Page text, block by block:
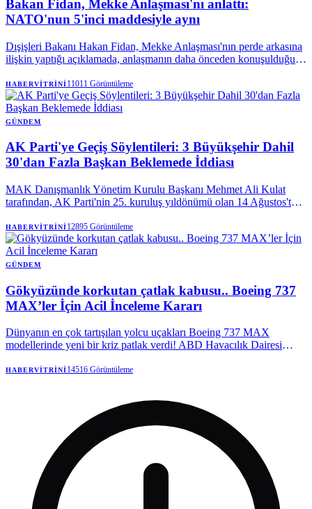
Bakan Fidan, Mekke Anlaşması'nı anlattı:
NATO'nun 5'inci maddesiyle aynı
Dışişleri Bakanı Hakan Fidan, Mekke Anlaşması'nın perde arkasına
ilişkin yaptığı açıklamada, anlaşmanın daha önceden konuşulduğunu
sözlerini kullanarak, Mekke Ortak Savunma Anlaşması'nın teknik
olarak, NATO Antlaşması'nın kolektif savunmaya ilişkin 5.
maddesiyle aynı olduğunu söyledi.
HABERVITRINI11011 Görüntüleme
GÜNDEM
AK Parti'ye Geçiş Söylentileri: 3 Büyükşehir Dahil
30'dan Fazla Başkan Beklemede İddiası
MAK Danışmanlık Yönetim Kurulu Başkanı Mehmet Ali Kulat
tarafından, AK Parti'nin 25. kuruluş yıldönümü olan 14 Ağustos'ta,
fazla yerel yöneticinin partiye katılmak üzere sırada olduğu öne
sürüldü. Kulat, bu geçişlerin henüz netlik kazanmadığını da belirtti.
HABERVITRINI12895 Görüntüleme
GÜNDEM
Gökyüzünde korkutan çatlak kabusu.. Boeing 737
MAX’ler İçin Acil İnceleme Kararı
Dünyanın en çok tartışılan yolcu uçakları Boeing 737 MAX
modellerinde yeni bir kriz patlak verdi! ABD Havacılık Dairesi
alarm verdi.
HABERVITRINI14516 Görüntüleme